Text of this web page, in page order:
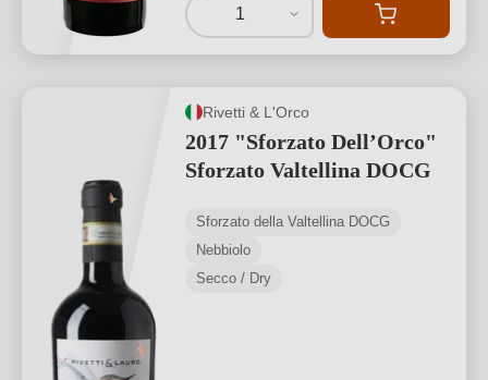
1
Rivetti & L'Orco
2017 "Sforzato Dell’Orco"
Sforzato Valtellina DOCG
Sforzato della Valtellina DOCG
Nebbiolo
Secco / Dry